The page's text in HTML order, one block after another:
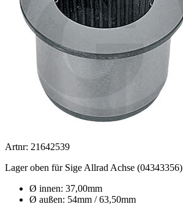
Artnr: 21642539
Lager oben für Sige Allrad Achse (04343356)
Ø innen: 37,00mm
Ø außen: 54mm / 63,50mm